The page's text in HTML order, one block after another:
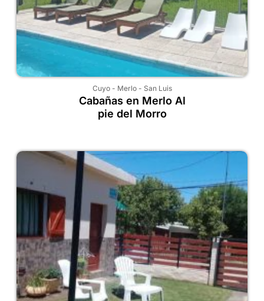
Cuyo- Merlo- San Luis
Cabañas en Merlo Al
pie del Morro